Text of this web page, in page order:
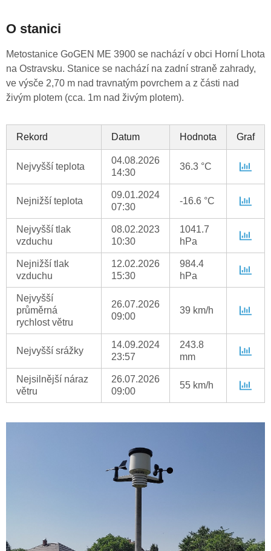
O stanici
Metostanice GoGEN ME 3900 se nachází v obci Horní Lhota
na Ostravsku. Stanice se nachází na zadní straně zahrady,
ve výsče 2,70 m nad travnatým povrchem a z části nad
živým plotem (cca. 1m nad živým plotem).
Rekord Datum Hodnota Graf
Nejvyšší teplota
04.08.2026
14:30
36.3 °C
Nejnižší teplota
09.01.2024
07:30
-16.6 °C
Nejvyšší tlak
vzduchu
08.02.2023
10:30
1041.7
hPa
Nejnižší tlak
vzduchu
12.02.2026
15:30
984.4
hPa
Nejvyšší
průměrná
rychlost větru
26.07.2026
09:00
39 km/h
Nejvyšší srážky
14.09.2024
23:57
243.8
mm
Nejsilnější náraz
větru
26.07.2026
09:00
55 km/h